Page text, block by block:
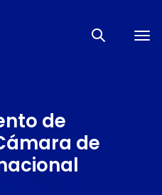
de
de